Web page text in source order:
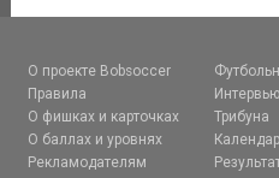
О проекте Bobsoccer
Правила
О фишках и карточках
О баллах и уровнях
Рекламодателям
Интервью
Трибуна